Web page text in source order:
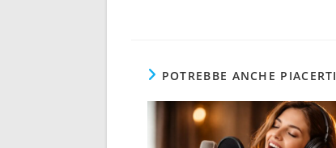
POTREBBE ANCHE PIACERTI